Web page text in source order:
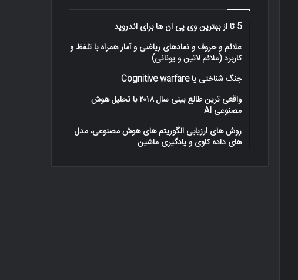
5 تا از بهترین وی پی ان ها برای اندروید
علائم و حروف و نمادهای ریاضی و آمار همراه با تلفظ و
کاربرد (علائم لاتین و یونانی)
جنگ شناختی یا Cognitive warfare
واقعی ترین طالع بینی سال ۲۰۱۸ با تحلیل هوش
مصنوعی AI
روش های ارزیابی الگوریتم های هوش مصنوعی، مدل
های داده کاوی و یادگیری ماشین